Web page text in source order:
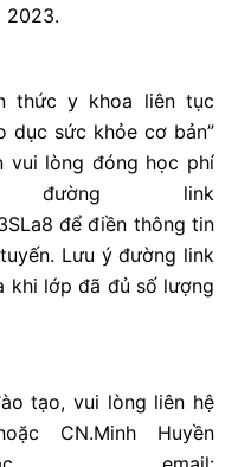
2023.
thức y khoa liên tục
dục sức khỏe cơ bản”
vui lòng đóng học phí
link
để điền thông tin
Lưu ý đường link
khi lớp đã đủ số lượng
tạo, vui lòng liên hệ
CN.Minh Huyền